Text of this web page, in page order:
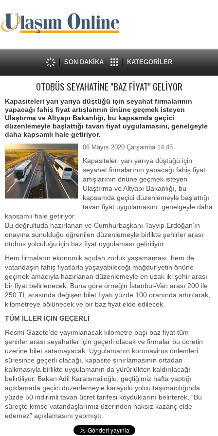
SON DAKİKA KATEGORİLER
OTOBÜS SEYAHATİNE "BAZ FİYAT" GELİYOR
Kapasiteleri yarı yarıya düştüğü için seyahat firmalarının
yapacağı fahiş fiyat artışlarının önüne geçmek isteyen
Ulaştırma ve Altyapı Bakanlığı, bu kapsamda geçici
düzenlemeyle başlattığı tavan fiyat uygulamasını, genelgeyle
daha kapsamlı hale getiriyor.
06 Mayıs 2020 Çarşamba 14:45
Kapasiteleri yarı yarıya düştüğü için
seyahat firmalarının yapacağı fahiş fiyat
artışlarının önüne geçmek isteyen
Ulaştırma ve Altyapı Bakanlığı, bu
kapsamda geçici düzenlemeyle başlattığı
tavan fiyat uygulamasını, genelgeyle daha
kapsamlı hale getiriyor.
Bu doğrultuda hazırlanan ve Cumhurbaşkanı Tayyip Erdoğan’ın
onayına sunulduğu öğrenilen düzenlemeyle birlikte şehirler arası
otobüs yolculuğu için baz fiyat uygulaması getiriliyor.
Hem firmaların ekonomik açıdan zorluk yaşamaması, hem de
vatandaşın fahiş fiyatlarla yaşayabileceği mağduriyetin önüne
geçmek amacıyla hazırlanan düzenlemeyle en uzak iki şehir arası
bir fiyat belirlenecek. Buna göre örneğin İstanbul-Van arası 200 ile
250 TL arasında değişen bilet fiyatı yüzde 100 oranında artırılarak,
kilometreye bölünecek ve bir baz fiyat elde edilecek.
TÜM İLLER İÇİN GEÇERLİ
Resmi Gazete’de yayımlanacak kilometre başı baz fiyat tüm
şehirler arası seyahatler için geçerli olacak ve firmalar bu ücretin
üzerine bilet satamayacak. Uygulamanın koronavirüs önlemleri
süresince geçerli olacağı, kapasite sınırlamasının ortadan
kalkmasıyla birlikte uygulamanın da yürürlükten kaldırılacağı
belirtiliyor. Bakan Adil Karaismailoğlu, geçtiğimiz hafta yaptığı
açıklamada geçici düzenlemeyle karayolu yolcu taşımacılığında
yüzde 50 indirimli tavan ücret tarifesi koyduklarını belirterek, “Bu
süreçte kimse vatandaşlarımız üzerinden haksız kazanç elde
edemez” açıklamasını yapmıştı.